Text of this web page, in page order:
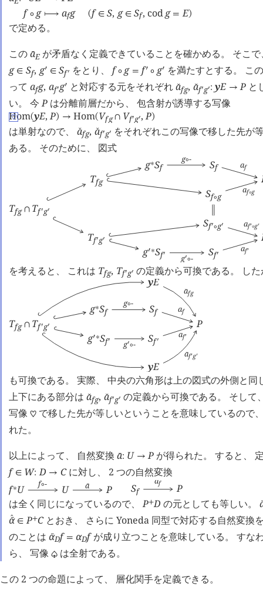
f ∘ g ⟼ afg (f ∈ S, g ∈ Sf, codg = E)
で定める。
この 󰔄
aE が矛盾なく定義できていることを確かめる。 そこ
g ∈ Sf, g󰎘 ∈ Sf󰎘 をとり、 f ∘ g = f󰎘 ∘ g󰎘 を満たすとする。 こ
って afg, af󰎘 g󰎘 と対応する元をそれぞれ 󰔌
afg, 󰔌
af󰎘 g󰎘 : yE → P と
い。 今P は分離前層だから、 包含射が誘導する写像
Hom(yE, P) → Hom( Vfg ∩ Vf󰎘 g󰎘 , P)
♡
は単射なので、 󰔌
afg, 󰔌
af󰎘 g󰎘
をそれぞれこの写像で移した先が
ある。 そのために、 図式
g∗Sf Sf
Tfg
Sf∘g
Tfg ∩ Tf󰎘 g󰎘
Sf󰎘∘g󰎘
Tf󰎘 g󰎘
g󰎘∗Sf󰎘 Sf󰎘
g∘-
af
af∘g
af󰎘∘g󰎘
g󰎘∘-
af󰎘
を考えると、 これは Tfg, Tf󰎘 g󰎘 の定義から可換である。 し
yE
g∗Sf Sf
Tfg ∩ Tf󰎘 g󰎘
P
g󰎘∗Sf󰎘 Sf󰎘
yE
󰔌
afg
g∘-
af
g󰎘∘-
af󰎘
󰔌
af󰎘g󰎘
も可換である。 実際、 中央の六角形は上の図式の外側と
上下にある部分は 󰔌
afg, 󰔌
af󰎘 g󰎘 の定義から可換である。 そして
写像 ♡ で移した先が等しいということを意味しているので
れた。
以上によって、 自然変換 󰔄
a: U → P が得られた。 すると、
f ∈ W: D → Cに対し、 2 つの自然変換
f∗U U P
f∘- 󰔄
a Sf P
af
は全く同じになっているので、P+D の元としても等しい。
󰔂󰔄
α ∈ P+Cとおき、 さらに Yoneda 同型で対応する自然変換
のことは 󰔄
αDf = αDfが成り立つことを意味している。 すな
ら、 写像 ♤ は全射である。
この 2 つの命題によって、 層化関手を定義できる。